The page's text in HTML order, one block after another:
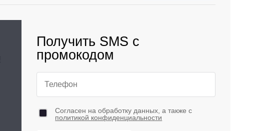
Получить SMS с
промокодом
Согласен на обработку данных, а также с
политикой конфиденциальности